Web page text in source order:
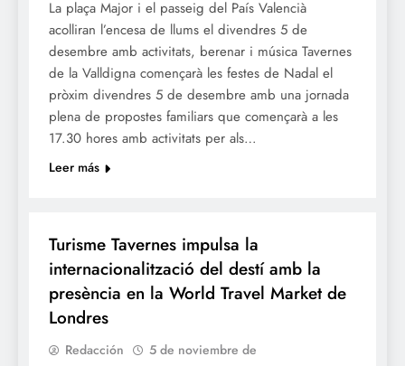
La plaça Major i el passeig del País Valencià
acolliran l’encesa de llums el divendres 5 de
desembre amb activitats, berenar i música Tavernes
de la Valldigna començarà les festes de Nadal el
pròxim divendres 5 de desembre amb una jornada
plena de propostes familiars que començarà a les
17.30 hores amb activitats per als…
Leer más
Turisme Tavernes impulsa la
internacionalització del destí amb la
presència en la World Travel Market de
Londres
Redacción
5 de noviembre de